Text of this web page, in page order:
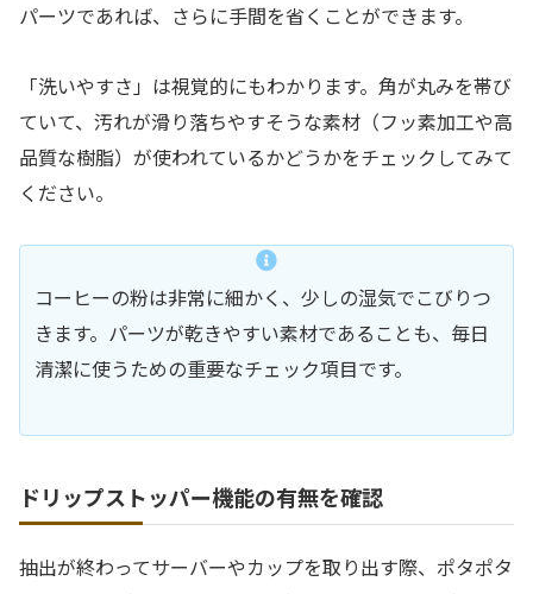
パーツであれば、さらに手間を省くことができます。
「洗いやすさ」は視覚的にもわかります。角が丸みを帯び
ていて、汚れが滑り落ちやすそうな素材（フッ素加工や高
品質な樹脂）が使われているかどうかをチェックしてみて
ください。
コーヒーの粉は非常に細かく、少しの湿気でこびりつ
きます。パーツが乾きやすい素材であることも、毎日
清潔に使うための重要なチェック項目です。
ドリップストッパー機能の有無を確認
抽出が終わってサーバーやカップを取り出す際、ポタポタ